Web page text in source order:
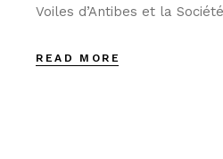
Voiles d’Antibes et la
READ MORE